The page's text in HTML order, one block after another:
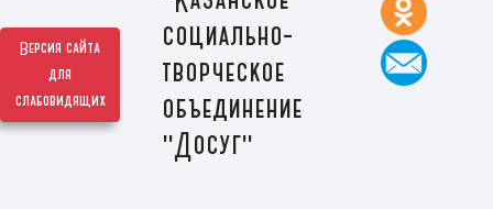
Версия сайта
для
слабовидящих
социально-
творческое
объединение
"Досуг"